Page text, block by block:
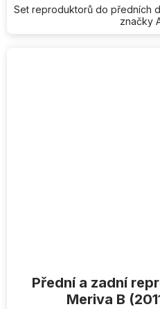
Set reproduktorů do předních
značky
Přední a zadní
Meriva B